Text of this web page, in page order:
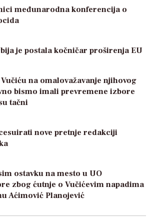
međunarodna konferencija o
je postala kočničar proširenja EU
na omalovažavanje njihovog
bismo imali prevremene izbore
tačni
nove pretnje redakciji
ostavku na mesto u UO
zbog ćutnje o Vučićevim napadima
Aćimović Planojević